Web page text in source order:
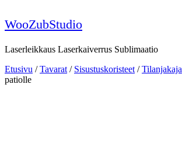
to
content
WooZubStudio
Laserleikkaus Laserkaiverrus Sublimaatio
Etusivu /Tavarat / Sisustuskoristeet /Tilanjakaja
patiolle